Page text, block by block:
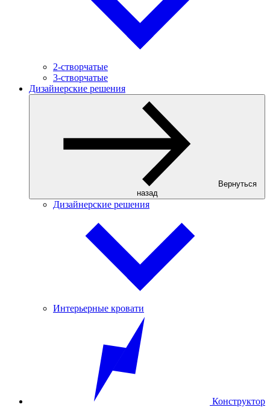
2-створчатые
3-створчатые
Дизайнерские решения
Вернуться
назад
Дизайнерские решения
Интерьерные кровати
Конструктор